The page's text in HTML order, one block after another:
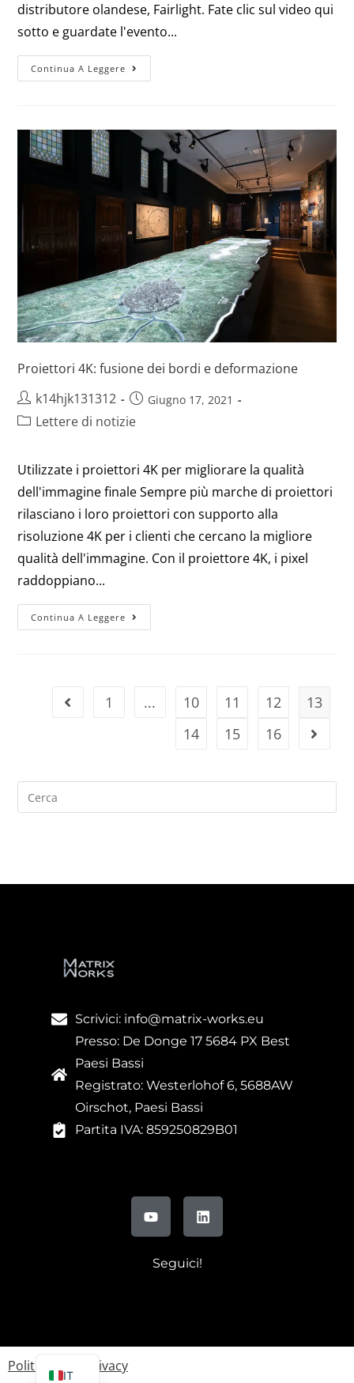
distributore olandese, Fairlight. Fate clic sul video qui
sotto e guardate l'evento...
Continua A Leggere
Proiettori 4K: fusione dei bordi e deformazione
k14hjk131312
Giugno 17, 2021
Lettere di notizie
Utilizzate i proiettori 4K per migliorare la qualità
dell'immagine finale Sempre più marche di proiettori
rilasciano i loro proiettori con supporto alla
risoluzione 4K per i clienti che cercano la migliore
qualità dell'immagine. Con il proiettore 4K, i pixel
raddoppiano...
Continua A Leggere
1 ... 10 11 12
13
14
15 16
Scrivici: info@matrix-works.eu
Presso: De Donge 17 5684 PX Best
Paesi Bassi
Registrato: Westerlohof 6, 5688AW
Oirschot, Paesi Bassi
Partita IVA: 859250829B01
Seguici!
Politica sulla privacy
IT
EN